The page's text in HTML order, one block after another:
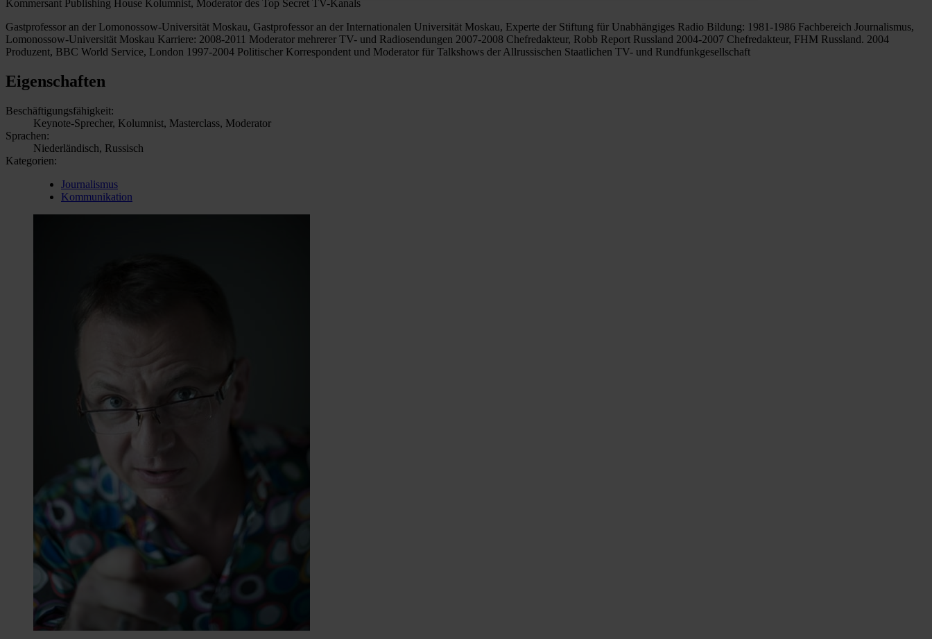
Kommersant Publishing House Kolumnist, Moderator des Top Secret TV-Kanals
Gastprofessor an der Lomonossow-Universität Moskau, Gastprofessor an der Internationalen Universität Moskau, Experte der Stiftung für Unabhängiges Radio Bildung: 1981-1986 Fachbereich Journalismus,
Lomonossow-Universität Moskau Karriere: 2008-2011 Moderator mehrerer TV- und Radiosendungen 2007-2008 Chefredakteur, Robb Report Russland 2004-2007 Chefredakteur, FHM Russland. 2004
Produzent, BBC World Service, London 1997-2004 Politischer Korrespondent und Moderator für Talkshows der Allrussischen Staatlichen TV- und Rundfunkgesellschaft
Eigenschaften
Beschäftigungsfähigkeit:
Keynote-Sprecher, Kolumnist, Masterclass, Moderator
Sprachen:
Niederländisch, Russisch
Kategorien:
Journalismus
Kommunikation